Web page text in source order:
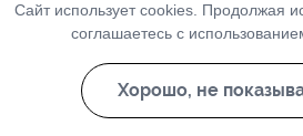
Нажимая кнопку “Отправить” вы
конфеденциальностиданного сайта
Узнать стоимость
Сайт использует cookies. Продолжая
соглашаетесь с
Хорошо, не